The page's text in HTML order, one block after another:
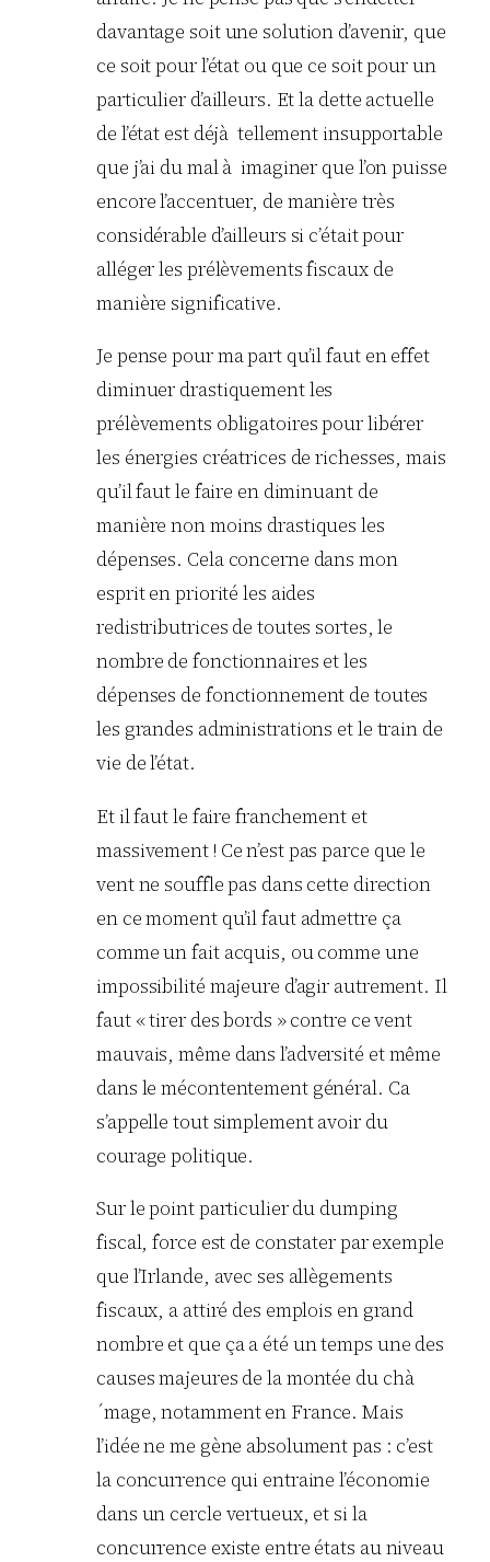
davantage soit une solution d’avenir, que
ce soit pour l’état ou que ce soit pour un
particulier d’ailleurs. Et la dette actuelle
de l’état est déjà tellement insupportable
que j’ai du mal à imaginer que l’on puisse
encore l’accentuer, de manière très
considérable d’ailleurs si c’était pour
alléger les prélèvements fiscaux de
manière significative.
Je pense pour ma part qu’il faut en effet
diminuer drastiquement les
prélèvements obligatoires pour libérer
les énergies créatrices de richesses, mais
qu’il faut le faire en diminuant de
manière non moins drastiques les
dépenses. Cela concerne dans mon
esprit en priorité les aides
redistributrices de toutes sortes, le
nombre de fonctionnaires et les
dépenses de fonctionnement de toutes
les grandes administrations et le train de
vie de l’état.
Et il faut le faire franchement et
massivement ! Ce n’est pas parce que le
vent ne souffle pas dans cette direction
en ce moment qu’il faut admettre ça
comme un fait acquis, ou comme une
impossibilité majeure d’agir autrement. Il
faut « tirer des bords » contre ce vent
mauvais, même dans l’adversité et même
dans le mécontentement général. Ca
s’appelle tout simplement avoir du
courage politique.
Sur le point particulier du dumping
fiscal, force est de constater par exemple
que l’Irlande, avec ses allègements
fiscaux, a attiré des emplois en grand
nombre et que ça a été un temps une des
causes majeures de la montée du chà
´mage, notamment en France. Mais
l’idée ne me gène absolument pas : c’est
la concurrence qui entraine l’économie
dans un cercle vertueux, et si la
concurrence existe entre états au niveau